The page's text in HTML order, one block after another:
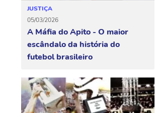
JUSTIÇA
05/03/2026
A Máfia do Apito - O maior
escândalo da história do
futebol brasileiro